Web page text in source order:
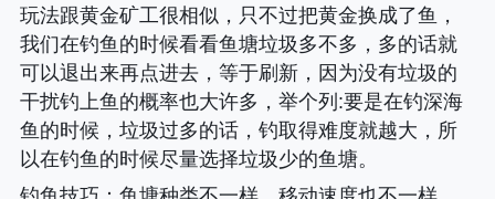
玩法跟黄金矿工很相似，只不过把黄金换成了鱼，
我们在钓鱼的时候看看鱼塘垃圾多不多，多的话就
可以退出来再点进去，等于刷新，因为没有垃圾的
干扰钓上鱼的概率也大许多，举个列:要是在钓深海
鱼的时候，垃圾过多的话，钓取得难度就越大，所
以在钓鱼的时候尽量选择垃圾少的鱼塘。